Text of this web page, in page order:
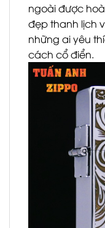
ngoài được
đẹp thanh lịch
những ai yêu
cách cổ điển.